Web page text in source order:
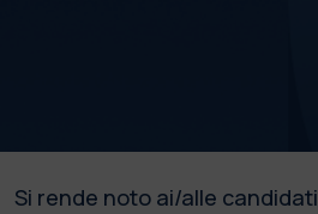
Si rende noto ai/alle